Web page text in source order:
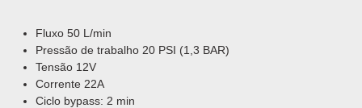
Fluxo 50 L/min
Pressão de trabalho 20 PSI (1,3 BAR)
Tensão 12V
Corrente 22A
Ciclo bypass: 2 min